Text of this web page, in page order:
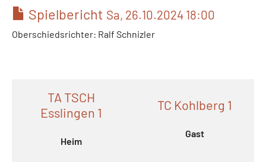
Spielbericht Sa, 26.10.2024 18:00
Oberschiedsrichter: Ralf Schnizler
TA TSCH
Esslingen 1
Heim
TC Kohlberg 1
Gast